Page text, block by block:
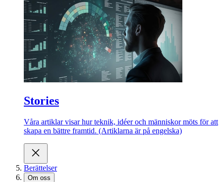
Stories
Våra artiklar visar hur teknik, idéer och människor möts för att
skapa en bättre framtid. (Artiklarna är på engelska)
Berättelser
Om oss